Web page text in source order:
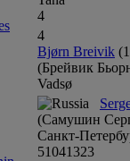
4
4
Bjørn Breivik
(Брейвик
Vadsø
(Самушин
Санкт-
51041323